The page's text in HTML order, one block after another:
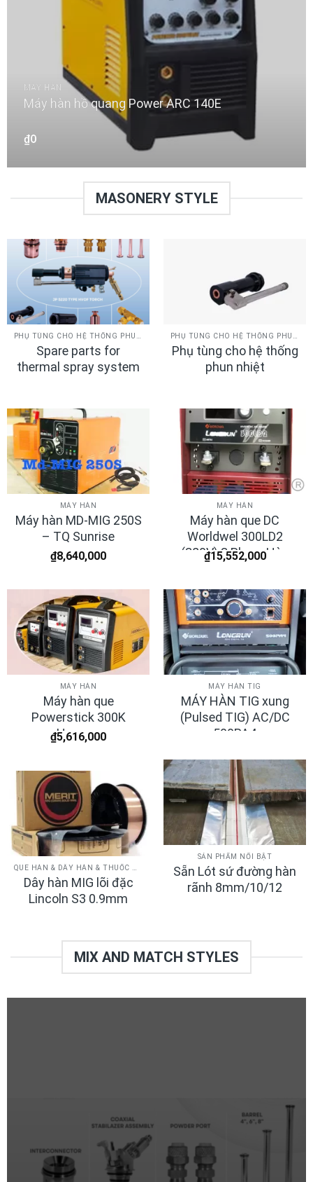
MÁY HÀN
Máy hàn hồ quang Power ARC 140E
₫0
MASONERY STYLE
Spare parts for
thermal spray system
Phụ tùng cho hệ thống
phun nhiệt
MÁY HÀN
Máy hàn MD-MIG 250S
– TQ Sunrise
₫8,640,000
MÁY HÀN
Máy hàn que DC
Worldwel 300LD2
(380V) 3 Pha – Hàn
₫15,552,000
MÁY HÀN
Máy hàn que
Powerstick 300K
Hugong
₫5,616,000
MÁY HÀN TIG
MÁY HÀN TIG xung
(Pulsed TIG) AC/DC
500PA4
SẢN PHẨM NỔI BẬT
Sẵn Lót sứ đường hàn
rãnh 8mm/10/12
Dây hàn MIG lõi đặc
Lincoln S3 0.9mm
MIX AND MATCH STYLES